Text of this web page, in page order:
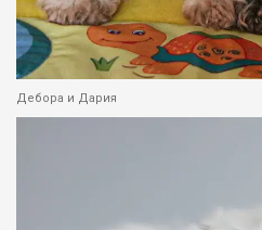
Дебора и Дария